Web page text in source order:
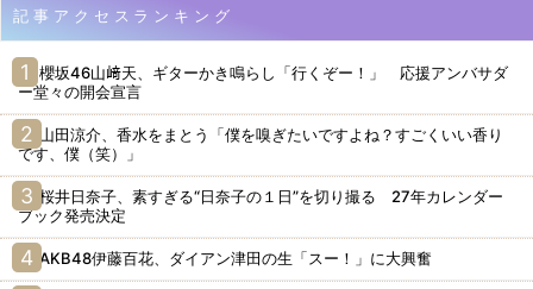
記事アクセスランキング
櫻坂46山﨑天、ギターかき鳴らし「行くぞー！」 応援アンバサダ
ー堂々の開会宣言
山田涼介、香水をまとう「僕を嗅ぎたいですよね？すごくいい香り
です、僕（笑）」
桜井日奈子、素すぎる“日奈子の１日”を切り撮る 27年カレンダー
ブック発売決定
AKB48伊藤百花、ダイアン津田の生「スー！」に大興奮